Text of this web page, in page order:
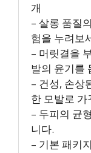
개
– 살롱 품질
험을 누려보
– 머릿결을
발의 윤기를
– 건성, 손상
한 모발로 가
– 두피의 균
니다.
– 기본 패키